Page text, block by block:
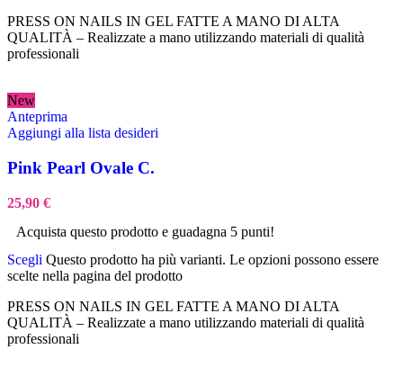
PRESS ON NAILS IN GEL FATTE A MANO DI ALTA
QUALITÀ – Realizzate a mano utilizzando materiali di qualità
professionali
New
Anteprima
Aggiungi alla lista desideri
Pink Pearl Ovale C.
25,90 €
Acquista questo prodotto e guadagna 5 punti!
Scegli Questo prodotto ha più varianti. Le opzioni possono essere
scelte nella pagina del prodotto
PRESS ON NAILS IN GEL FATTE A MANO DI ALTA
QUALITÀ – Realizzate a mano utilizzando materiali di qualità
professionali